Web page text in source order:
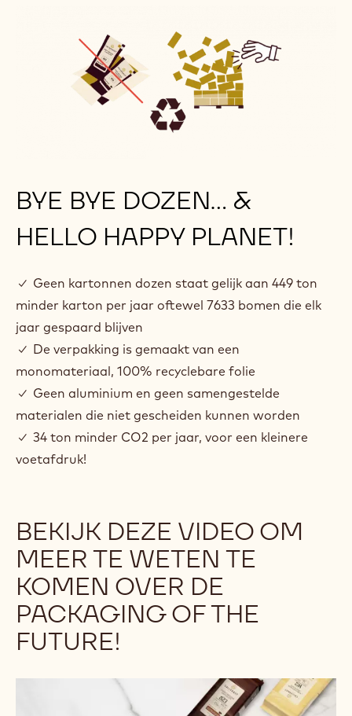
BYE BYE DOZEN... &
HELLO HAPPY PLANET!
✓ Geen kartonnen dozen staat gelijk aan 449 ton
minder karton per jaar oftewel 7633 bomen die elk
jaar gespaard blijven
✓ De verpakking is gemaakt van een
monomateriaal, 100% recyclebare folie
✓ Geen aluminium en geen samengestelde
materialen die niet gescheiden kunnen worden
✓ 34 ton minder CO2 per jaar, voor een kleinere
voetafdruk!
BEKIJK DEZE VIDEO OM
MEER TE WETEN TE
KOMEN OVER DE
PACKAGING OF THE
FUTURE!